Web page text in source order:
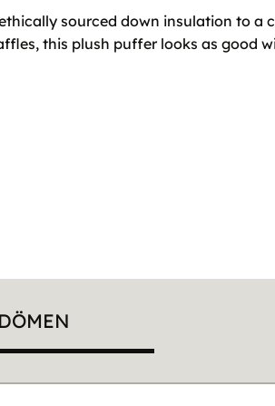
sourced down insulation to a
this plush puffer looks as good